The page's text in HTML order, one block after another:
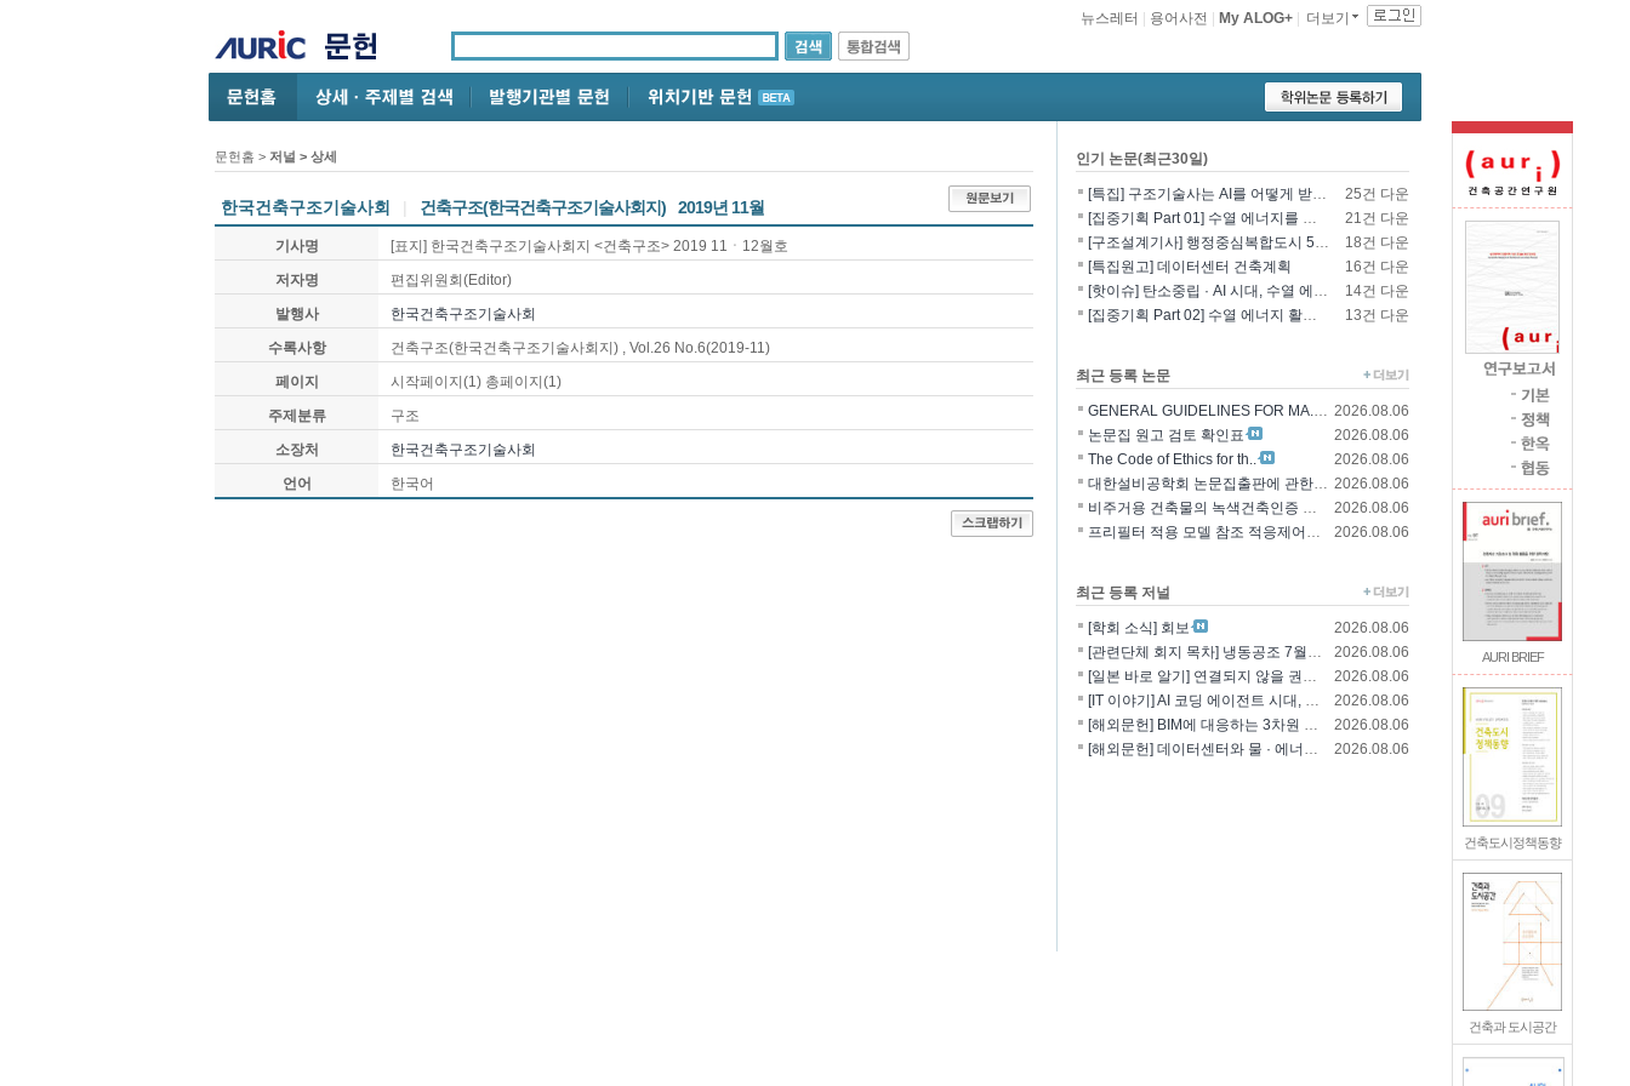
AURI BRIEF
건축도시정책동향
건축과 도시공간
더보기
My ALOG+
용어사전
뉴스레터
문헌홈 > 저널 > 상세
한국건축구조기술사회 | 건축구조(한국건축구조기술사회지) 2019년 11월
기사명
[표지] 한국건축구조기술사회지 <건축구조> 2019 11ㆍ12월호
저자명
편집위원회(Editor)
발행사
한국건축구조기술사회
수록사항
건축구조(한국건축구조기술사회지) , Vol.26 No.6(2019-11)
페이지
시작페이지(1) 총페이지(1)
주제분류
구조
소장처
한국건축구조기술사회
언어
한국어
인기 논문(최근30일)
[특집] 구조기술사는 AI를 어떻게 받아들일 것인가? - 영국구조기술사회의 AI 및 L..
25건 다운
[집중기획 Part 01] 수열 에너지를 이용한 건물 냉난방 및 데이터센터 냉각
21건 다운
[구조설계기사] 행정중심복합도시 5-1생활권 L5BL 공공주택 건설공사 모듈러 건축물 ..
18건 다운
[특집원고] 데이터센터 건축계획
16건 다운
[핫이슈] 탄소중립 · AI 시대, 수열 에너지 기술의 재조명과 고도화 방향
14건 다운
[집중기획 Part 02] 수열 에너지 활용 기술 및 수열 플랜트 적용
13건 다운
최근 등록 논문
GENERAL GUIDELINES FOR MA.. 2026.08.06
논문집 원고 검토 확인표
2026.08.06
The Code of Ethics for th..
2026.08.06
대한설비공학회 논문집출판에 관한 윤리규정 2026.08.06
비주거용 건축물의 녹색건축인증 에너지 및 환경..
2026.08.06
프리필터 적용 모델 참조 적응제어에 의한 가변..
2026.08.06
최근 등록 저널
[학회 소식] 회보
2026.08.06
[관련단체 회지 목차] 냉동공조 7월호(한국냉..
2026.08.06
[일본 바로 알기] 연결되지 않을 권리를 찾는..
2026.08.06
[IT 이야기] AI 코딩 에이전트 시대, 엔..
2026.08.06
[해외문헌] BIM에 대응하는 3차원 건축 설..
2026.08.06
[해외문헌] 데이터센터와 물 · 에너지의 통합..
2026.08.06